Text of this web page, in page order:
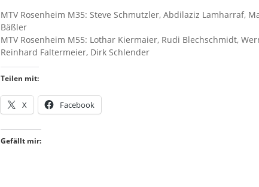
MTV Rosenheim M35: Steve Schmutzler, Abdilaziz Lamharraf,
Bäßler
MTV Rosenheim M55: Lothar Kiermaier, Rudi Blechschmidt,
Reinhard Faltermeier, Dirk Schlender
Teilen mit:
X Facebook
Gefällt mir: